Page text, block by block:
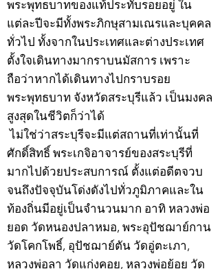
พระพุทธบาทของแท้ประทับรอยอยู่ ใน
แต่ละปีจะมีทั้งพระภิกษุสามเณรและบุคคล
ทั่วไป ทั้งจากในประเทศและต่างประเทศ
ตั้งใจเดินทางมากราบนมัสการ เพราะ
ถือว่าหากได้เดินทางไปกราบรอย
พระพุทธบาท จังหวัดสระบุรีแล้ว เป็นมงคล
สูงสุดในชีวิตก็ว่าได้
ไม่ใช่ว่าสระบุรีจะมีแต่สถานที่เท่านั้นที่
ศักดิ์สิทธิ์ พระเกจิอาจารย์ของสระบุรีที่
มากไปด้วยประสบการณ์ ตั้งแต่อดีตจวบ
จนถึงปัจจุบันโด่งดังไปทั่วภูมิภาคและใน
ท้องถิ่นมีอยู่เป็นจำนวนมาก อาทิ หลวงพ่อ
ยอด วัดหนองปลาหมอ, พระอุปัชฌาย์กาน
วัดโคกโพธิ์, อุปัชฌาย์ตัน วัดอู่ตะเภา,
หลวงพ่อลา วัดแก่งคอย, หลวงพ่อย้อย วัด